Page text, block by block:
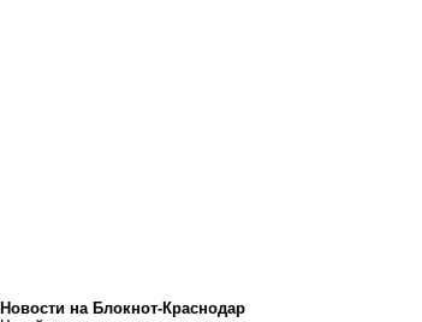
Новости на Блoкнoт-Краснодар